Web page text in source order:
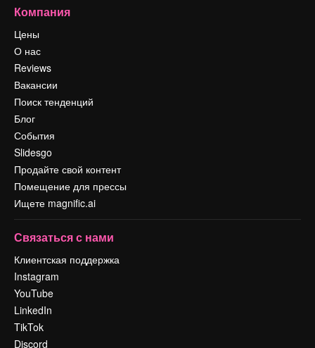
Компания
Цены
О нас
Reviews
Вакансии
Поиск тенденций
Блог
События
Slidesgo
Продайте свой контент
Помещение для прессы
Ищете magnific.ai
Связаться с нами
Клиентская поддержка
Instagram
YouTube
LinkedIn
TikTok
Discord